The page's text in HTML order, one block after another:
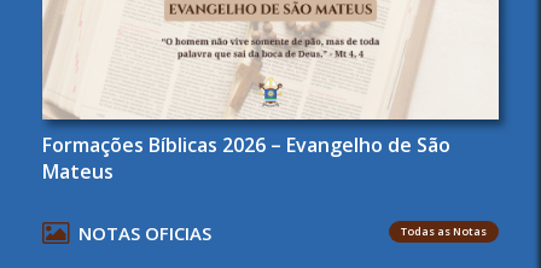
Formações Bíblicas 2026 – Evangelho de São
Mateus
NOTAS OFICIAS Todas as Notas